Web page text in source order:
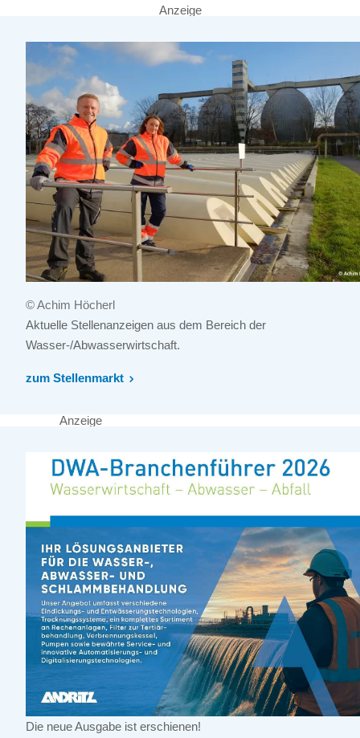
Anzeige
© Achim Höcherl
Aktuelle Stellenanzeigen aus dem Bereich der
Wasser-/Abwasserwirtschaft.
zum Stellenmarkt
Anzeige
Die neue Ausgabe ist erschienen!